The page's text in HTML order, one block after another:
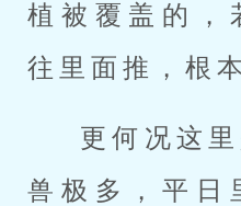
植被覆盖的，
往里面推，根
更何况这
兽极多，平日